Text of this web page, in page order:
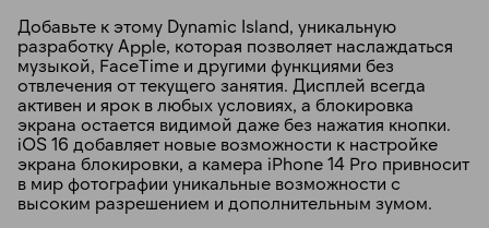
Добавьте к этому Dynamic Island, уникальную
разработку Apple, которая позволяет наслаждаться
музыкой, FaceTime и другими функциями без
отвлечения от текущего занятия. Дисплей всегда
активен и ярок в любых условиях, а блокировка
экрана остается видимой даже без нажатия кнопки.
iOS 16 добавляет новые возможности к настройке
экрана блокировки, а камера iPhone 14 Pro привносит
в мир фотографии уникальные возможности с
высоким разрешением и дополнительным зумом.